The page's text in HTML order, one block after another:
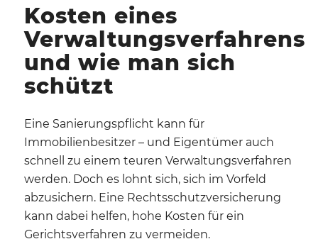
Kosten eines
Verwaltungsverfahrens
und wie man sich
schützt
Eine Sanierungspflicht kann für
Immobilienbesitzer – und Eigentümer auch
schnell zu einem teuren Verwaltungsverfahren
werden. Doch es lohnt sich, sich im Vorfeld
abzusichern. Eine Rechtsschutzversicherung
kann dabei helfen, hohe Kosten für ein
Gerichtsverfahren zu vermeiden.